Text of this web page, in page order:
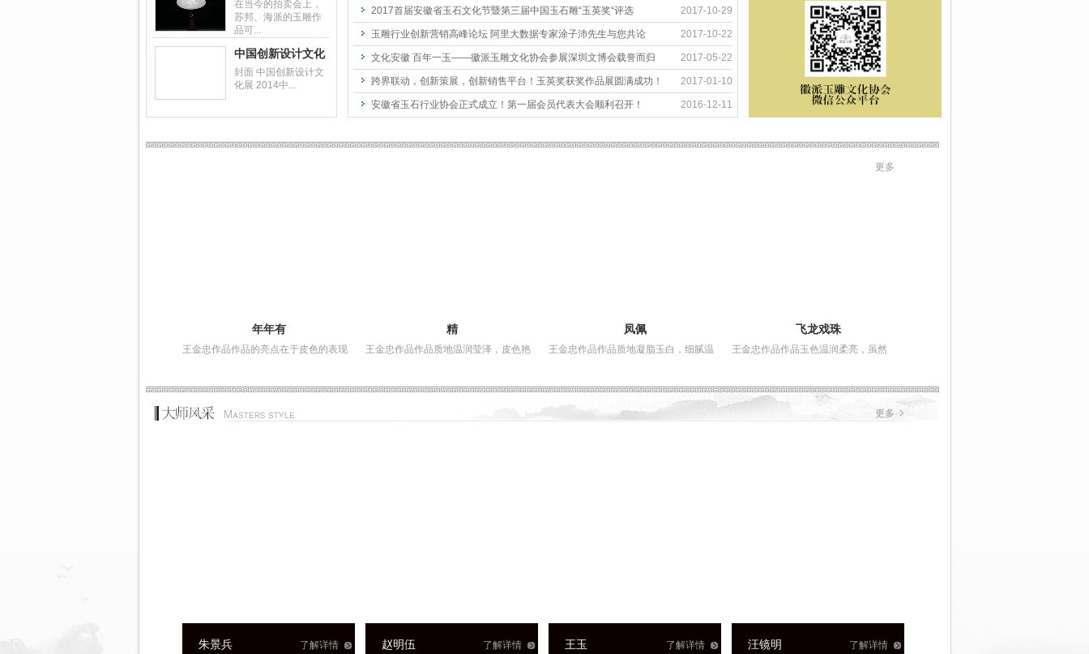
在当今的拍卖会上，
苏邦、海派的玉雕作
品可...
中国创新设计文化
封面 中国创新设计文
化展 2014中...
2017首届安徽省玉石文化节暨第三届中国玉石雕“玉英奖“评选 2017-10-29
玉雕行业创新营销高峰论坛 阿里大数据专家涂子沛先生与您共论 2017-10-22
文化安徽 百年一玉——徽派玉雕文化协会参展深圳文博会载誉而归 2017-05-22
跨界联动，创新策展，创新销售平台！玉英奖获奖作品展圆满成功！ 2017-01-10
安徽省玉石行业协会正式成立！第一届会员代表大会顺利召开！ 2016-12-11
更多
王金忠作品作品的亮点在于皮色的表现
王金忠作品作品质地温润莹泽，皮色艳
王金忠作品作品质地凝脂玉白，细腻温
王金忠作品作品玉色温润柔亮，虽然
万伟作品
更多
了解详情 赵明伍 了解详情 了解详情 汪镜明 了解详情 时培成